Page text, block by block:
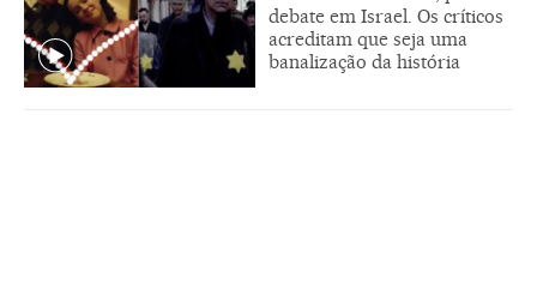
debate em Israel. Os críticos
acreditam que seja uma
banalização da história